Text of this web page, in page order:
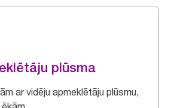
plūsma
ar vidēju apmeklētāju plūsmu,